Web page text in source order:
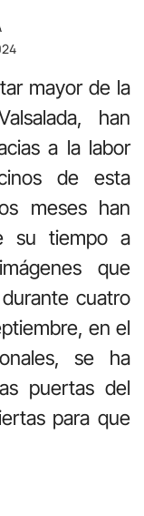
mayor de la
han
a la labor
de esta
meses han
su tiempo a
que
cuatro
en el
se ha
puertas del
para que